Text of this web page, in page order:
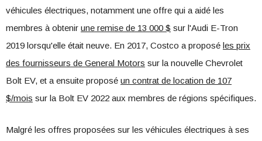
véhicules électriques, notamment une offre qui a aidé les
membres à obtenir une remise de 13 000 $ sur l'Audi E-Tron
2019 lorsqu'elle était neuve. En 2017, Costco a proposé les prix
des fournisseurs de General Motors sur la nouvelle Chevrolet
Bolt EV, et a ensuite proposé un contrat de location de 107
$/mois sur la Bolt EV 2022 aux membres de régions spécifiques.
Malgré les offres proposées sur les véhicules électriques à ses